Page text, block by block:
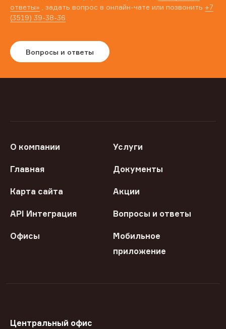
ответы» , задать вопрос в онлайн-чате или позвонить +7
(3519) 39-38-36
Вопросы и ответы
О компании Услуги
Главная Документы
Карта сайта Акции
API Интеграция Вопросы и ответы
Офисы
Мобильное
приложение
Центральный офис